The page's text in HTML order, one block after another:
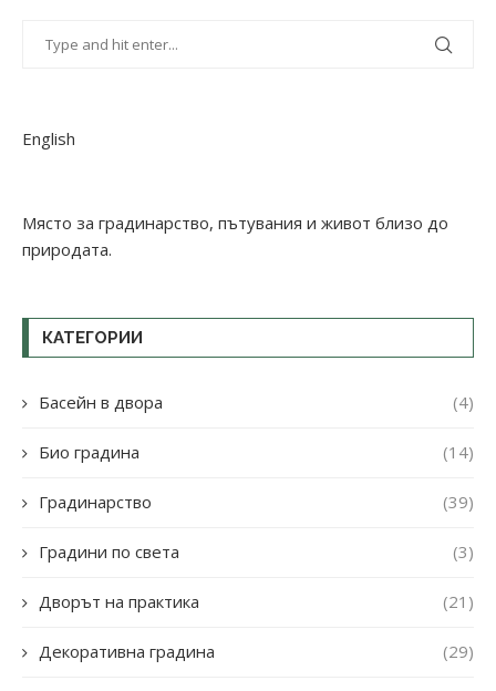
English
Място за градинарство, пътувания и живот близо до
природата.
КАТЕГОРИИ
Басейн в двора (4)
Био градина (14)
Градинарство (39)
Градини по света (3)
Дворът на практика (21)
Декоративна градина (29)